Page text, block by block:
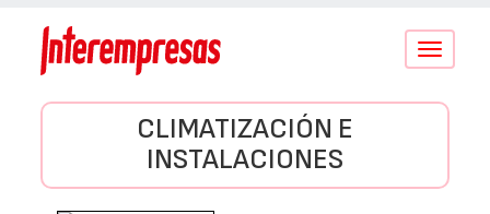
Conmutar
CLIMATIZACIÓN E
INSTALACIONES